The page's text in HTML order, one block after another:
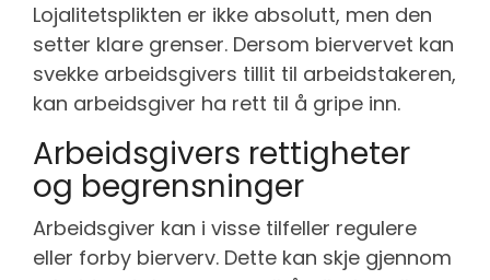
Lojalitetsplikten er ikke absolutt, men den
setter klare grenser. Dersom biervervet kan
svekke arbeidsgivers tillit til arbeidstakeren,
kan arbeidsgiver ha rett til å gripe inn.
Arbeidsgivers rettigheter
og begrensninger
Arbeidsgiver kan i visse tilfeller regulere
eller forby bierverv. Dette kan skje gjennom